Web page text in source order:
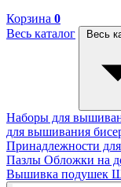
Корзина 0
Весь каталог
Весь
Наборы для
для вышивания
Принадлежности
Пазлы Обложки на
Вышивка подушек